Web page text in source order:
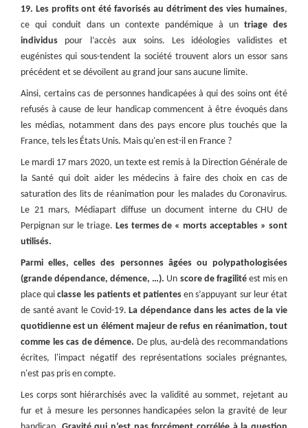
19. Les profits ont été favorisés au détriment des vies humaines,
ce qui conduit dans un contexte pandémique à un triage des
individus pour l’accès aux soins. Les idéologies validistes et
eugénistes qui sous-tendent la société trouvent alors un essor sans
précédent et se dévoilent au grand jour sans aucune limite.
Ainsi, certains cas de personnes handicapées à qui des soins ont été
refusés à cause de leur handicap commencent à être évoqués dans
les médias, notamment dans des pays encore plus touchés que la
France, tels les États Unis. Mais qu'en est-il en France ?
Le mardi 17 mars 2020, un texte est remis à la Direction Générale de
la Santé qui doit aider les médecins à faire des choix en cas de
saturation des lits de réanimation pour les malades du Coronavirus.
Le 21 mars, Médiapart diffuse un document interne du CHU de
Perpignan sur le triage. Les termes de « morts acceptables » sont
utilisés.
Parmi elles, celles des personnes âgées ou polypathologisées
(grande dépendance, démence, …). Un score de fragilité est mis en
place quiclasse les patients et patientes en s’appuyant sur leur état
de santé avant le Covid-19.La dépendance dans les actes de la vie
quotidienne est un élément majeur de refus en réanimation, tout
comme les cas de démence. De plus, au-delà des recommandations
écrites, l'impact négatif des représentations sociales prégnantes,
n'est pas pris en compte.
Les corps sont hiérarchisés avec la validité au sommet, rejetant au
fur et à mesure les personnes handicapées selon la gravité de leur